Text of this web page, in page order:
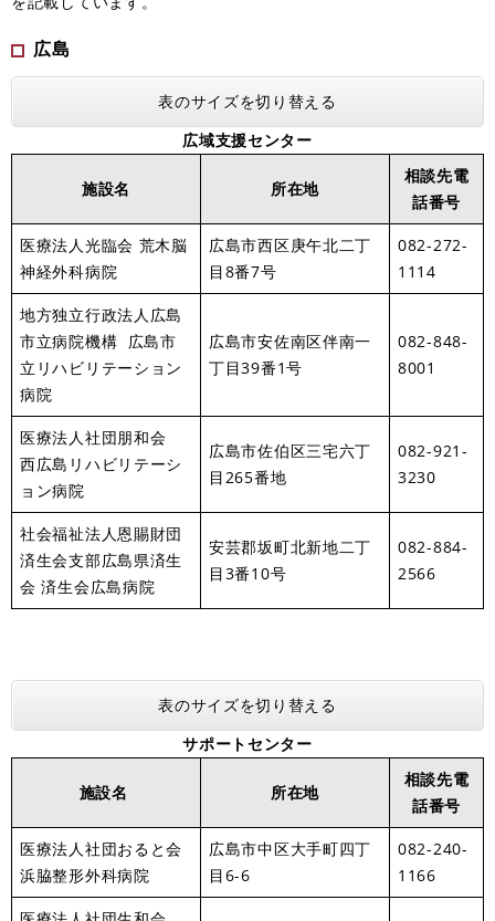
広島
表のサイズを切り替える
広域支援センター
施設名 所在地
相談先電
話番号
医療法人光臨会 荒木脳
神経外科病院
広島市西区庚午北二丁
目8番7号
082-272-
1114
地方独立行政法人広島
市立病院機構 広島市
立リハビリテーション
病院
広島市安佐南区伴南一
丁目39番1号
082-848-
8001
医療法人社団朋和会
西広島リハビリテーシ
ョン病院
広島市佐伯区三宅六丁
目265番地
082-921-
3230
社会福祉法人恩賜財団
済生会支部広島県済生
会 済生会広島病院
安芸郡坂町北新地二丁
目3番10号
082-884-
2566
表のサイズを切り替える
サポートセンター
施設名 所在地
相談先電
話番号
医療法人社団おると会
浜脇整形外科病院
広島市中区大手町四丁
目6-6
082-240-
1166